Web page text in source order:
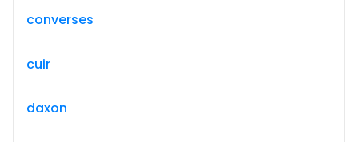
converses
cuir
daxon